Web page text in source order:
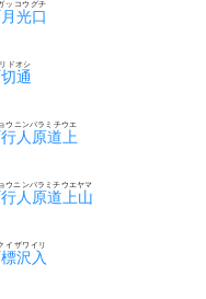
光口
ッコウグチ
通
ドオシ
人原道上
ウニンバラミチウエ
人原道上山
ウニンバラミチウエヤマ
沢入
イザワイリ